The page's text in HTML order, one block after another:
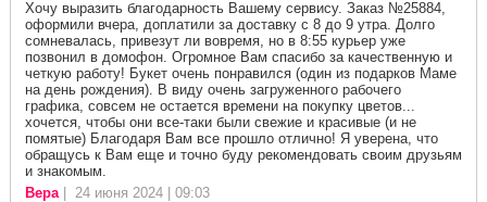
Хочу выразить благодарность Вашему сервису. Заказ №25884,
оформили вчера, доплатили за доставку с 8 до 9 утра. Долго
сомневалась, привезут ли вовремя, но в 8:55 курьер уже
позвонил в домофон. Огромное Вам спасибо за качественную и
четкую работу! Букет очень понравился (один из подарков Маме
на день рождения). В виду очень загруженного рабочего
графика, совсем не остается времени на покупку цветов...
хочется, чтобы они все-таки были свежие и красивые (и не
помятые) Благодаря Вам все прошло отлично! Я уверена, что
обращусь к Вам еще и точно буду рекомендовать своим друзьям
и знакомым.
Вера| 24 июня 2024 | 09:03